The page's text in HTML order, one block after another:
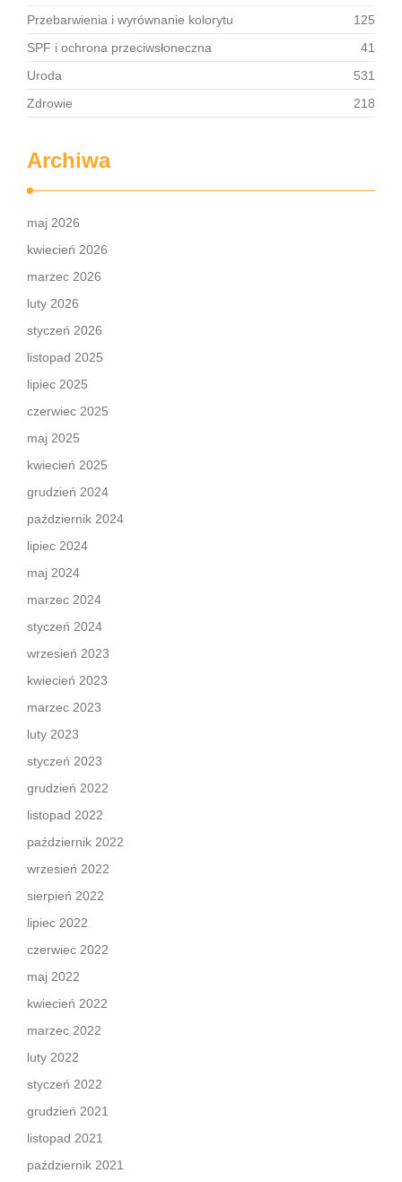
Przebarwienia i wyrównanie kolorytu
125
SPF i ochrona przeciwsłoneczna
41
Uroda
531
Zdrowie
218
Archiwa
maj 2026
kwiecień 2026
marzec 2026
luty 2026
styczeń 2026
listopad 2025
lipiec 2025
czerwiec 2025
maj 2025
kwiecień 2025
grudzień 2024
październik 2024
lipiec 2024
maj 2024
marzec 2024
styczeń 2024
wrzesień 2023
kwiecień 2023
marzec 2023
luty 2023
styczeń 2023
grudzień 2022
listopad 2022
październik 2022
wrzesień 2022
sierpień 2022
lipiec 2022
czerwiec 2022
maj 2022
kwiecień 2022
marzec 2022
luty 2022
styczeń 2022
grudzień 2021
listopad 2021
październik 2021